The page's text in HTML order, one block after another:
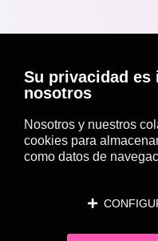
Su privacidad es
nosotros
Nosotros y nuestros
cookies para
como datos de